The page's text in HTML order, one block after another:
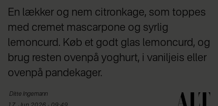
En lækker og nem citronkage, som toppes
med cremet mascarpone og syrlig
lemoncurd. Køb et godt glas lemoncurd, og
brug resten ovenpå yoghurt, i vaniljeis eller
ovenpå pandekager.
Ditte Ingemann